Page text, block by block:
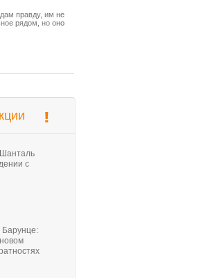
правду, им не
рядом, но оно
с
Барунце: